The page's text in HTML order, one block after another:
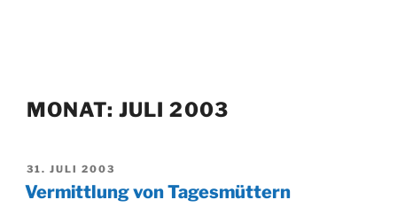
MONAT: JULI 2003
VERÖFFENTLICHT
AM
31. JULI 2003
Vermittlung von Tagesmüttern